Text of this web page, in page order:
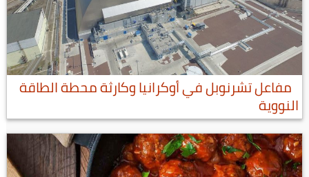
مفاعل تشرنوبل في أوكرانيا وكارثة محطة الطاقة
النووية